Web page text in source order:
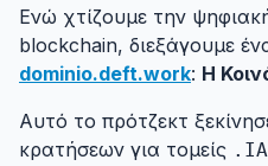
Ενώ χτίζουμε την
blockchain, διεξάγουμε
dominio.deft.work: Η
Αυτό το πρότζεκτ
κρατήσεων για τομείς .IA